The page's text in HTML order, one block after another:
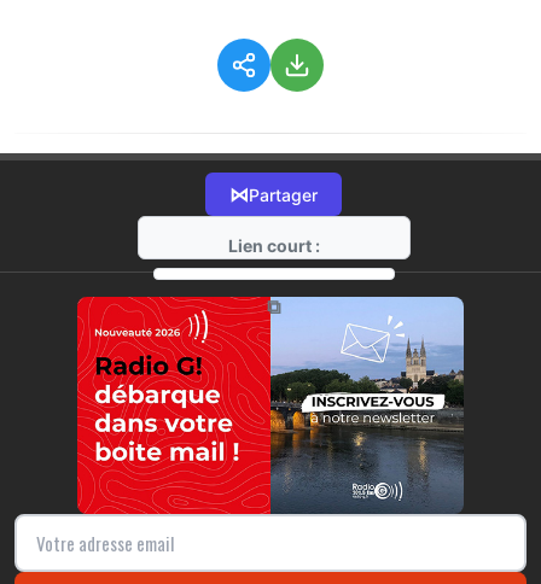
⋈Partager
Lien court :
https://radio-g.fr?22431
⧉